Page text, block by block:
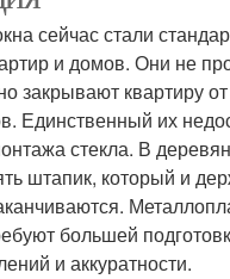
сейчас стали
и домов. Они не
закрывают квартиру
Единственный их
стекла. В
штапик, который и
большей
и аккуратности.